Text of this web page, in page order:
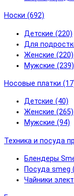
Носки (692)
Детские (220)
Для
Женские (220)
Мужские (239)
Носовые платки
Детские (40)
Женские (265)
Мужские (94)
Техника и посуда
Блендеры
Посуда smeg
Чайники